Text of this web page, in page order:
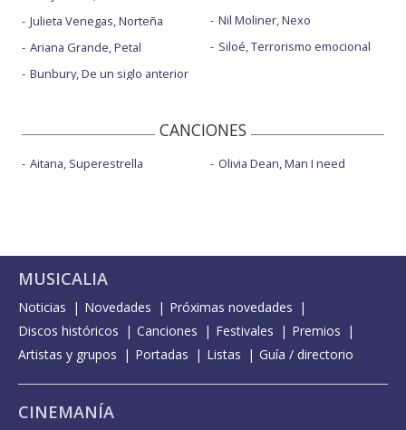
Julieta Venegas, Norteña
Ariana Grande, Petal
Bunbury, De un siglo anterior
Nil Moliner, Nexo
Siloé, Terrorismo emocional
CANCIONES
Aitana, Superestrella Olivia Dean, Man I need
MUSICALIA
Noticias Novedades
Próximas novedades
Discos históricos
Canciones Festivales
Premios
Artistas y grupos
Portadas Listas Guía / directorio
CINEMANÍA